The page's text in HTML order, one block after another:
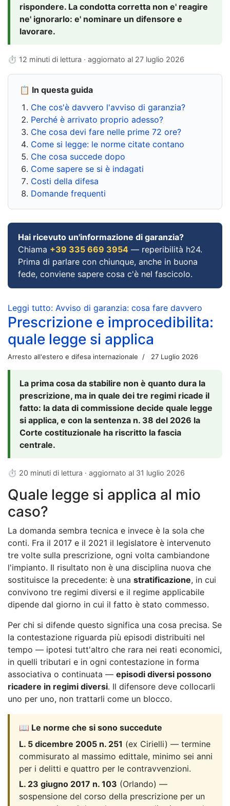
rispondere. La condotta corretta non e' reagire
ne' ignorarlo: e' nominare un difensore e
lavorare.
⏱ 12 minuti di lettura · aggiornato al 27 luglio 2026
📋 In questa guida
Che cos'è davvero l'avviso di garanzia?
Perché è arrivato proprio adesso?
Che cosa devi fare nelle prime 72 ore?
Come si legge: le norme citate contano
Che cosa succede dopo
Come sapere se si è indagati
Costi della difesa
Domande frequenti
Hai ricevuto un'informazione di garanzia?
Chiama +39 335 669 3954 — reperibilità h24.
Prima di parlare con chiunque, anche in buona
fede, conviene sapere cosa c'è nel fascicolo.
Leggi tutto: Avviso di garanzia: cosa fare davvero
Prescrizione e improcedibilita:
quale legge si applica
Arresto all'estero e difesa internazionale 27 Luglio 2026
La prima cosa da stabilire non è quanto dura la
prescrizione, ma in quale dei tre regimi ricade il
fatto: la data di commissione decide quale legge
si applica, e con la sentenza n. 38 del 2026 la
Corte costituzionale ha riscritto la fascia
centrale.
⏱ 20 minuti di lettura · aggiornato al 31 luglio 2026
Quale legge si applica al mio
caso?
La domanda sembra tecnica e invece è la sola che
conti. Fra il 2017 e il 2021 il legislatore è intervenuto
tre volte sulla prescrizione, ogni volta cambiandone
l'impianto. Il risultato non è una disciplina nuova che
sostituisce la precedente: è una stratificazione, in cui
convivono tre regimi diversi e il regime applicabile
dipende dal giorno in cui il fatto è stato commesso.
Per chi si difende questo significa una cosa precisa. Se
la contestazione riguarda più episodi distribuiti nel
tempo — ipotesi tutt'altro che rara nei reati economici,
in quelli tributari e in ogni contestazione in forma
associativa o continuata — episodi diversi possono
ricadere in regimi diversi. Il difensore deve collocarli
uno per uno, non trattarli come un blocco.
📖 Le norme che si sono succedute
L. 5 dicembre 2005 n. 251 (ex Cirielli) — termine
commisurato al massimo edittale, minimo sei anni
per i delitti e quattro per le contravvenzioni.
L. 23 giugno 2017 n. 103 (Orlando) —
sospensione del corso della prescrizione per un